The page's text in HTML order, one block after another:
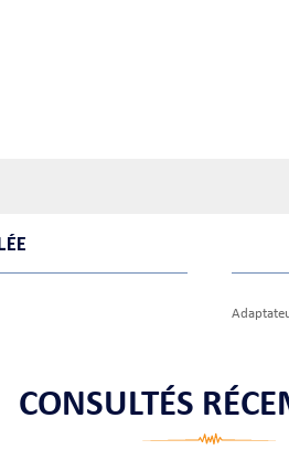
CONSULTÉS